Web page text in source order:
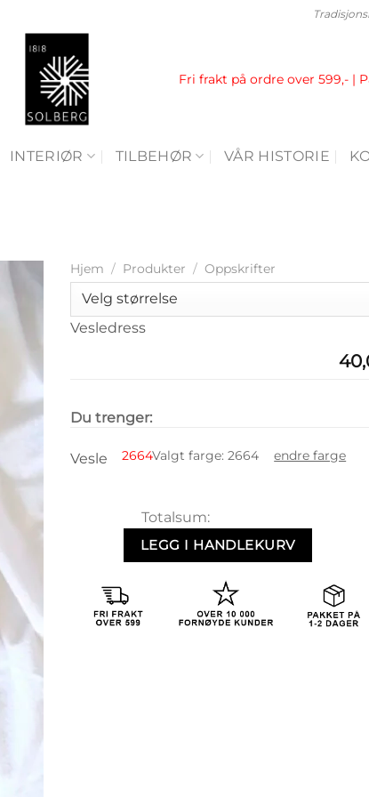
Fri frakt på ordre over 599,- |
INTERIØR TILBEHØR VÅR HISTORIE
Hjem / Produkter / Oppskrifter
Vesledress
Du trenger:
Vesle 2664Valgt farge:2664 endre farge
Totalsum:
LEGG I HANDLEKURV